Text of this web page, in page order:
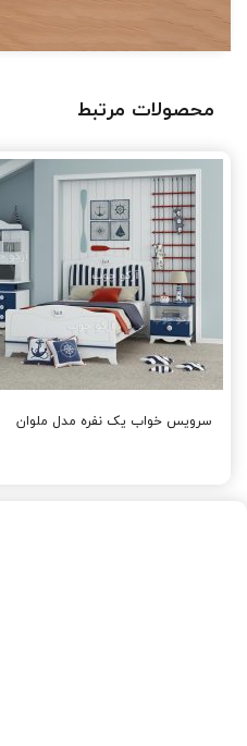
محصولات مرتبط
سرویس خواب یک نفره مدل ملوان